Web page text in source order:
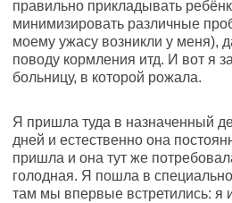
правильно прикладывать
минимизировать различные
моему ужасу возникли у меня),
поводу кормления итд. И вот я
больницу, в которой рожала.
Я пришла туда в назначенный
дней и естественно она
пришла и она тут же
голодная. Я пошла в
там мы впервые встретились: я